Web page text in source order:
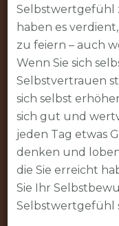
Selbstwertgefühl
haben es
zu feiern – auch
Wenn Sie sich
Selbstvertrauen
sich selbst
sich gut und
jeden Tag etwas
denken und
die Sie erreicht
Sie Ihr
Selbstwertgefühl